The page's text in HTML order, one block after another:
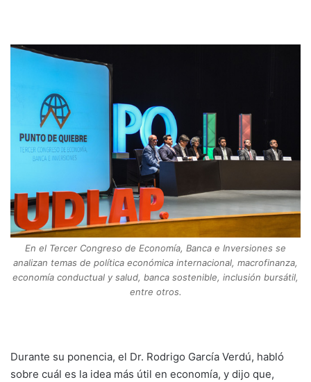
En el Tercer Congreso de Economía, Banca e Inversiones se
analizan temas de política económica internacional, macrofinanza,
economía conductual y salud, banca sostenible, inclusión bursátil,
entre otros.
Durante su ponencia, el Dr. Rodrigo García Verdú, habló
sobre cuál es la idea más útil en economía, y dijo que,